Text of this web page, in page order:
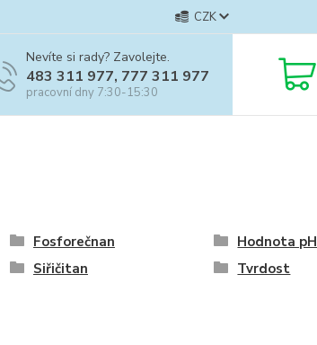
CZK
Nevíte si rady? Zavolejte.
483 311 977, 777 311 977
pracovní dny 7:30-15:30
Fosforečnan
Hodnota pH
Siřičitan
Tvrdost